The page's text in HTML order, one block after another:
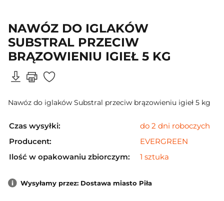
NAWÓZ DO IGLAKÓW
SUBSTRAL PRZECIW
BRĄZOWIENIU IGIEŁ 5 KG
Nawóz do iglaków Substral przeciw brązowieniu igieł 5 kg
Czas wysyłki:
do 2 dni roboczych
Producent:
EVERGREEN
Ilość w opakowaniu zbiorczym:
1 sztuka
Wysyłamy przez: Dostawa miasto Piła